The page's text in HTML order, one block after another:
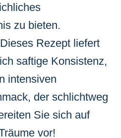
zu bieten.
Rezept liefert
saftige Konsistenz,
intensiven
der schlichtweg
Sie sich auf
vor!